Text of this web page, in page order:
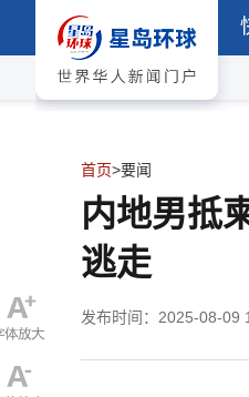
首页>要闻
内地男抵
逃走
发布时间：2025-08-09